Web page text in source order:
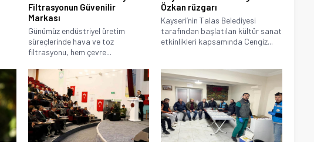
Filtrasyonun Güvenilir
Markası
Günümüz endüstriyel üretim
süreçlerinde hava ve toz
filtrasyonu, hem çevre...
Özkan rüzgarı
Kayseri’nin Talas Belediyesi
tarafından başlatılan kültür sanat
etkinlikleri kapsamında Cengiz...